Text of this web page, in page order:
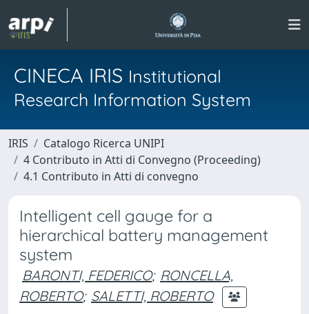
CINECA IRIS Institutional
Research Information System
IRIS
Catalogo Ricerca UNIPI
4 Contributo in Atti di Convegno (Proceeding)
4.1 Contributo in Atti di convegno
Intelligent cell gauge for a
hierarchical battery management
system
BARONTI, FEDERICO; RONCELLA,
ROBERTO; SALETTI, ROBERTO